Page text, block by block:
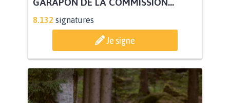
8.132 signatures
Je signe